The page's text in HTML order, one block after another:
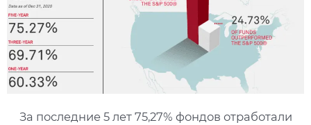
За последние 5 лет 75,27% фондов отработали